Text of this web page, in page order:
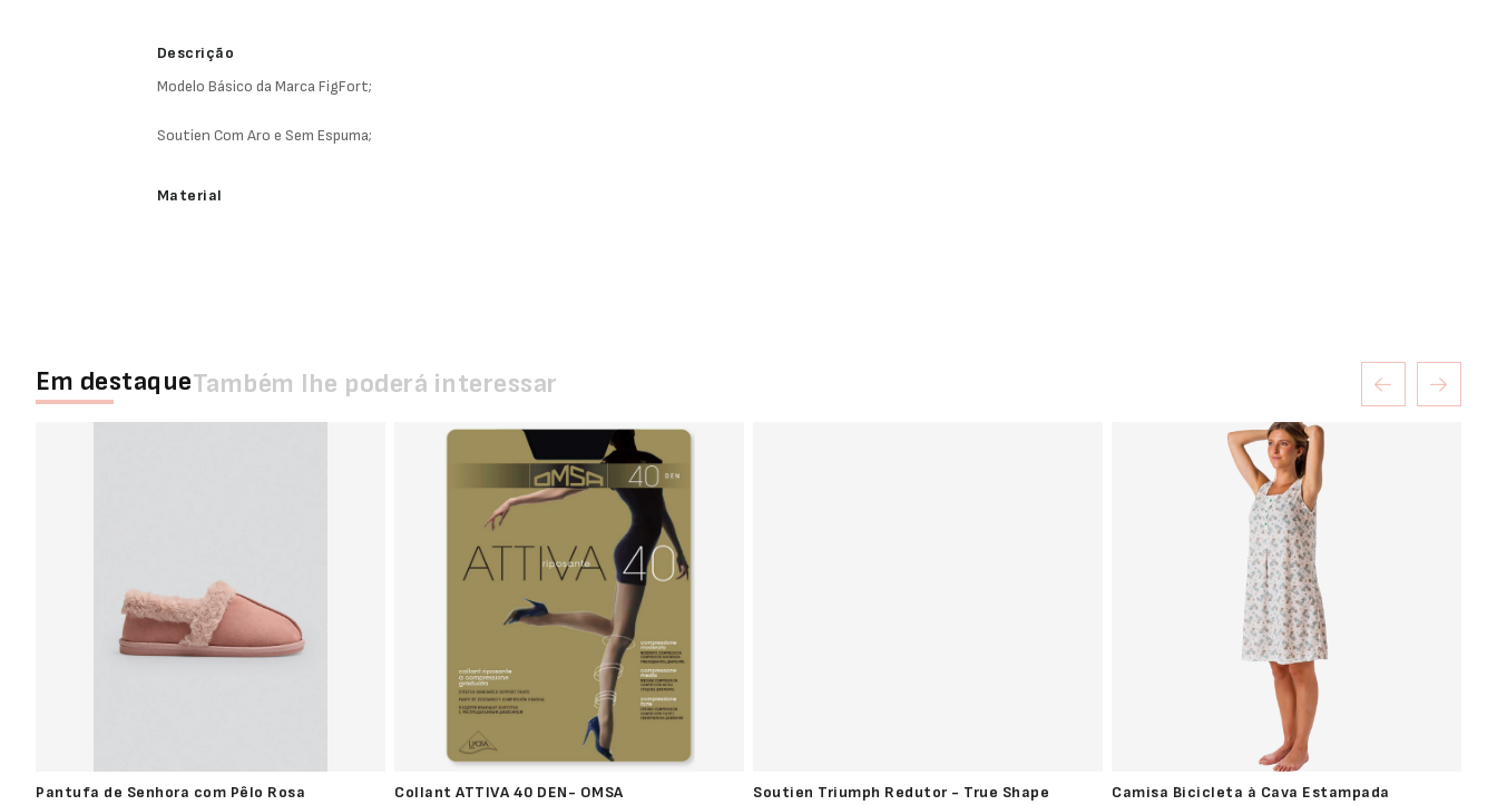
Descrição
Modelo Básico da Marca FigFort;
Soutien Com Aro e Sem Espuma;
Material
Em destaqueTambém lhe poderá interessar
Pantufa de Senhora com Pêlo Rosa Collant ATTIVA 40 DEN- OMSA
Soutien Triumph Redutor - True Shape
Camisa Bicicleta à Cava Estampada